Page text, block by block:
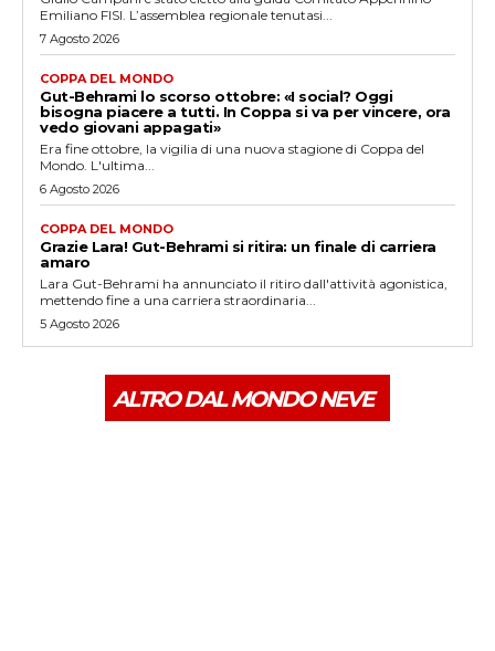
Emiliano FISI. L’assemblea regionale tenutasi...
7 Agosto 2026
COPPA DEL MONDO
Gut-Behrami lo scorso ottobre: «I social? Oggi
bisogna piacere a tutti. In Coppa si va per vincere, ora
vedo giovani appagati»
Era fine ottobre, la vigilia di una nuova stagione di Coppa del
Mondo. L'ultima...
6 Agosto 2026
COPPA DEL MONDO
Grazie Lara! Gut-Behrami si ritira: un finale di carriera
amaro
Lara Gut-Behrami ha annunciato il ritiro dall'attività agonistica,
mettendo fine a una carriera straordinaria...
5 Agosto 2026
ALTRO DAL MONDO NEVE